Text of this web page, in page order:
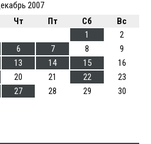
2007
Чт Пт Сб
Вс
1
2
6 7 8
9
13 14 15
16
20 21 22
23
27 28 29
30